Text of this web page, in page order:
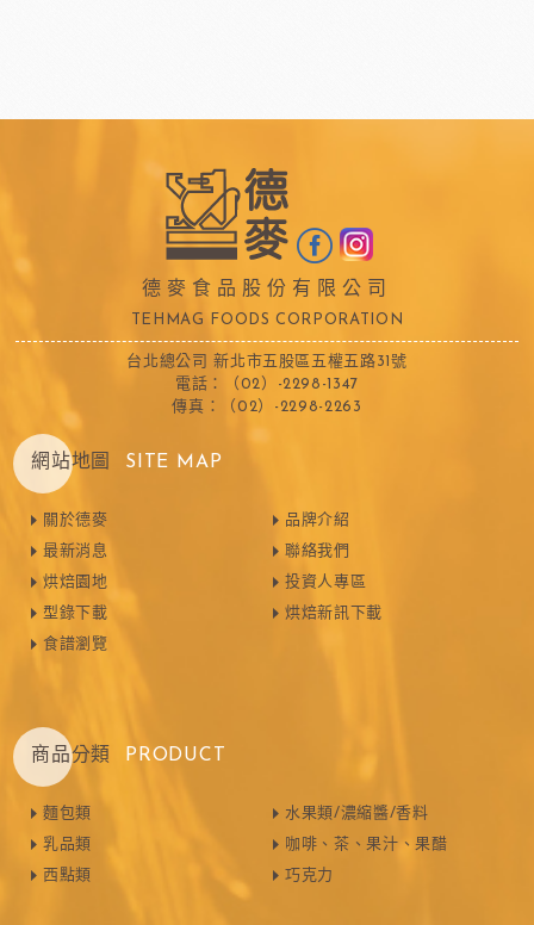
德麥食品股份有限公司
TEHMAG FOODS CORPORATION
台北總公司 新北市五股區五權五路31號
電話：（02）-2298-1347
傳真：（02）-2298-2263
網站地圖 SITE MAP
關於德麥
最新消息
烘焙園地
型錄下載
食譜瀏覽
品牌介紹
聯絡我們
投資人專區
烘焙新訊下載
商品分類 PRODUCT
麵包類
乳品類
西點類
水果類/濃縮醬/香料
咖啡、茶、果汁、果醋
巧克力